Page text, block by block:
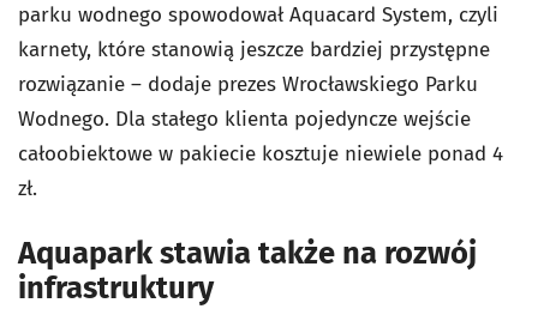
parku wodnego spowodował Aquacard System, czyli
karnety, które stanowią jeszcze bardziej przystępne
rozwiązanie – dodaje prezes Wrocławskiego Parku
Wodnego. Dla stałego klienta pojedyncze wejście
całoobiektowe w pakiecie kosztuje niewiele ponad 4
zł.
Aquapark stawia także na rozwój
infrastruktury